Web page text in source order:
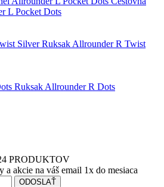
L Pocket Dots
Ruksak Allrounder R Twist
Ruksak Allrounder R Dots
PRODUKTOV
akcie na váš email 1x do mesiaca
ODOSLAŤ